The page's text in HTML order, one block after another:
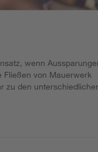
wenn
Fließen von Mauerwerk
zu den